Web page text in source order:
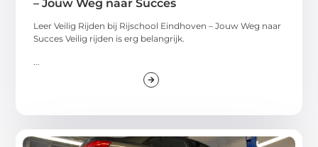
– Jouw Weg naar Succes
Leer Veilig Rijden bij Rijschool Eindhoven – Jouw Weg naar
Succes Veilig rijden is erg belangrijk.